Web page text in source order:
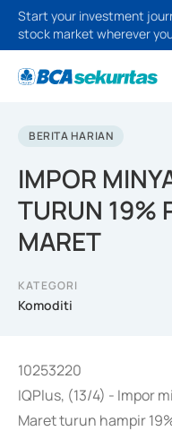
Start your investment
stock market wherever
BERITA HARIAN
IMPOR
TURUN 19%
MARET
KATEGORI
Komoditi
10253220
IQPlus, (13/4) - Impor
Maret turun hampir